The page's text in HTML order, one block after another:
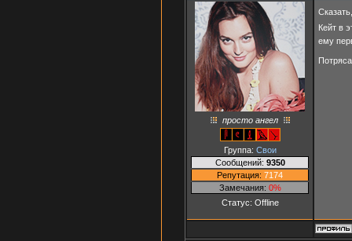
просто ангел
Группа: Свои
Сообщений: 9350
Репутация: 7174
Замечания: 0%
Статус: Offline
Кейт в
ему